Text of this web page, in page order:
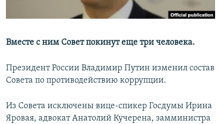
Вместе с ним Совет покинут еще три человека.
Президент России Владимир Путин изменил состав
Совета по противодействию коррупции.
Из Совета исключены вице-спикер Госдумы Ирина
Яровая, адвокат Анатолий Кучерена, замминистра